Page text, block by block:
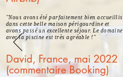
"Nous avons été parfaitement bien accueillis
dans cette belle maison périgourdine et
avons passé un excellente séjour. Le domaine
avec la piscine est très agréable !"
David, France, mai 2022
(commentaire Booking)